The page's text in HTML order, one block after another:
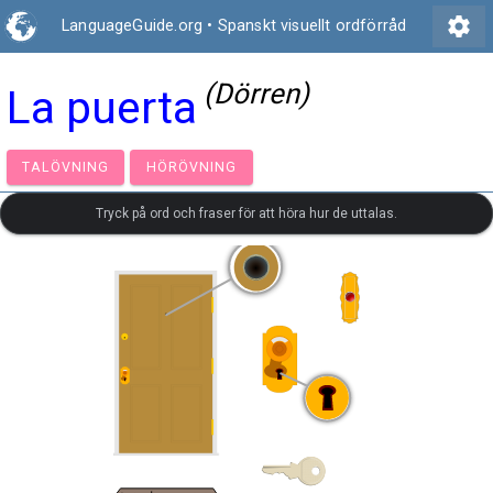
LanguageGuide.org • Spanskt visuellt ordförråd settings
La puerta (Dörren)
TALÖVNING HÖRÖVNING
Tryck på ord och fraser för att höra hur de uttalas.